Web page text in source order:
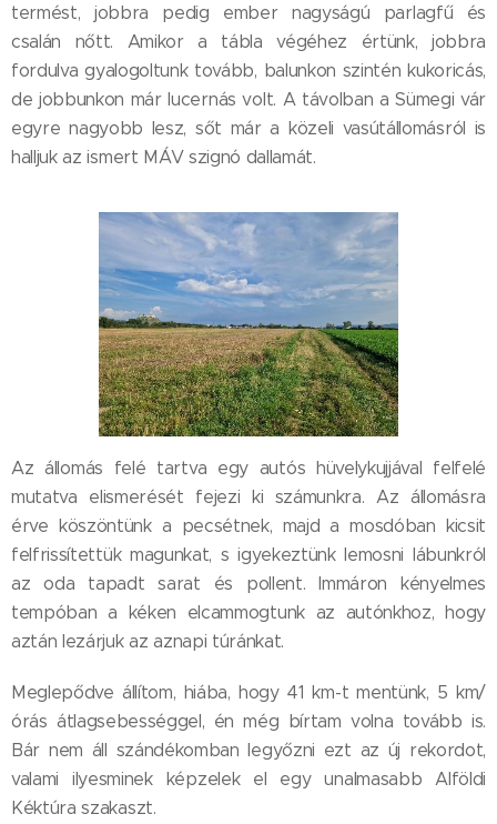
termést, jobbra pedig ember nagyságú parlagfű és
csalán nőtt. Amikor a tábla végéhez értünk, jobbra
fordulva gyalogoltunk tovább, balunkon szintén kukoricás,
de jobbunkon már lucernás volt. A távolban a Sümegi vár
egyre nagyobb lesz, sőt már a közeli vasútállomásról is
halljuk az ismert MÁV szignó dallamát.
Az állomás felé tartva egy autós hüvelykujjával felfelé
mutatva elismerését fejezi ki számunkra. Az állomásra
érve köszöntünk a pecsétnek, majd a mosdóban kicsit
felfrissítettük magunkat, s igyekeztünk lemosni lábunkról
az oda tapadt sarat és pollent. Immáron kényelmes
tempóban a kéken elcammogtunk az autónkhoz, hogy
aztán lezárjuk az aznapi túránkat.
Meglepődve állítom, hiába, hogy 41 km-t mentünk, 5 km/
órás átlagsebességgel, én még bírtam volna tovább is.
Bár nem áll szándékomban legyőzni ezt az új rekordot,
valami ilyesminek képzelek el egy unalmasabb Alföldi
Kéktúra szakaszt.